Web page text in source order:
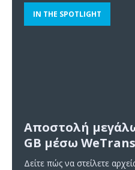
IN THE SPOTLIGHT
Αποστολή
GB μέσω
Δείτε πώς να στείλετε